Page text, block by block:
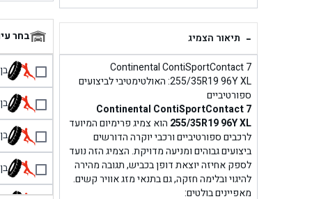
- תיאור הצמיג
Continental ContiSportContact 7
255/35R19 96Y XL: האולטימטיבי לביצועים
ספורטיביים
Continental ContiSportContact 7
255/35R19 96Y XL הוא צמיג פרימיום המיועד
לרכבים ספורטיביים ורכבי יוקרה הדורשים
ביצועים גבוהים ומניעה מדויקת. הצמיג הזה נועד
לספק אחיזה יוצאת דופן בכביש, תגובה מהירה
להיגוי ובלימה חזקה, גם בתנאי מזג אוויר קשים.
מאפיינים בולטים:
בחר
בן
בן
בן
בן